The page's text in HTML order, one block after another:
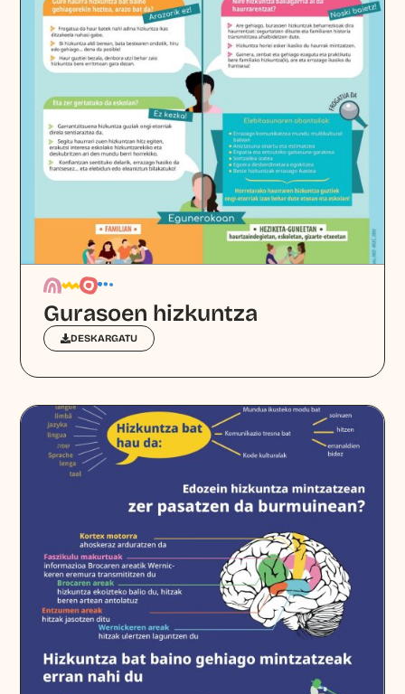
Gurasoen hizkuntza
DESKARGATU